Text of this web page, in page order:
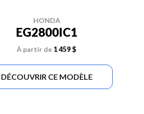
HONDA
EG2800IC1
À partir de 1 459 $
DÉCOUVRIR CE MODÈLE